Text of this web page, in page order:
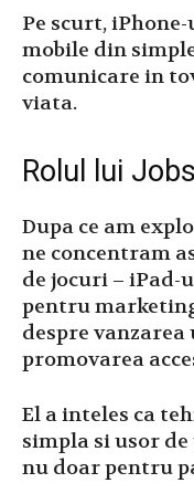
Pe scurt,
mobile din
comunicare in
viata.
Rolul lui
Dupa ce am
ne concentram
de jocuri – iPad-
pentru
despre vanzarea
promovarea
El a inteles ca
simpla si usor
nu doar pentru